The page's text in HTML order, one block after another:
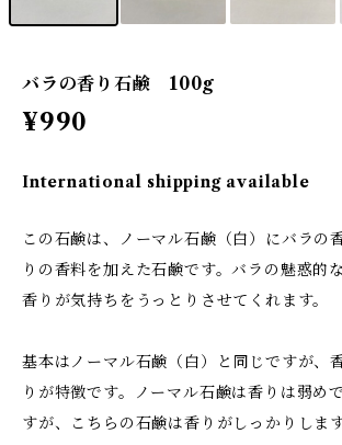
バラの香り石鹸 100g
¥990
International shipping available
この石鹸は、ノーマル石鹸（白）にバラの
りの香料を加えた石鹸です。バラの魅惑的な
香りが気持ちをうっとりさせてくれます。
基本はノーマル石鹸（白）と同じですが、
りが特徴です。ノーマル石鹸は香りは弱めで
すが、こちらの石鹸は香りがしっかりします